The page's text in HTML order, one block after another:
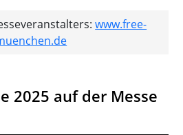
www.free-
2025 auf der Messe